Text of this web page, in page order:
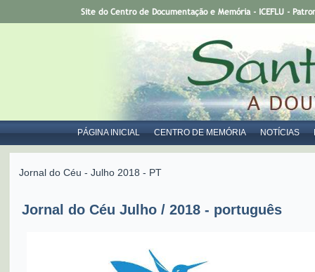
PÁGINA INICIAL CENTRO DE MEMÓRIA NOTÍCIAS
Site do Centro de Documentação e Memória - ICEFLU -
Jornal do Céu - Julho 2018 - PT
Jornal do Céu Julho / 2018 - português